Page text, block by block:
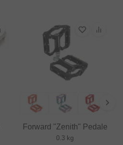
Forward "Zenith" Pedale
0.3 kg